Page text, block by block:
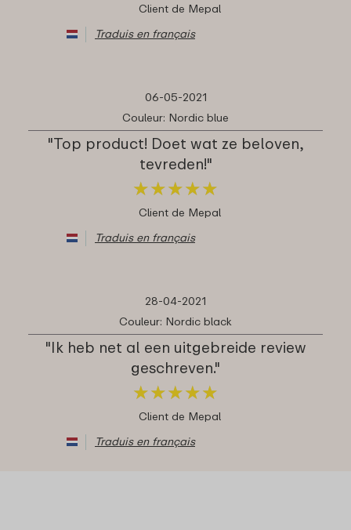
Client de Mepal
Traduis en français
06-05-2021
Couleur: Nordic blue
"Top product! Doet wat ze beloven,
tevreden!"
★★★★★
★★★★★
Client de Mepal
Traduis en français
28-04-2021
Couleur: Nordic black
"Ik heb net al een uitgebreide review
geschreven."
★★★★★
★★★★★
Client de Mepal
Traduis en français